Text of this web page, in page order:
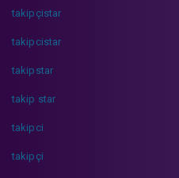
takipçistar
takipcistar
takipstar
takip star
takipci
takipçi